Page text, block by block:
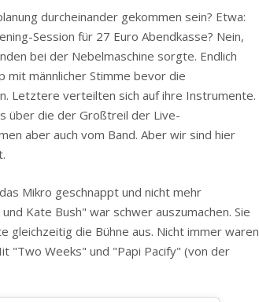
durcheinander gekommen sein? Etwa:
Session für 27 Euro Abendkasse? Nein,
bei der Nebelmaschine sorgte. Endlich
mit männlicher Stimme bevor die
Letztere verteilten sich auf ihre Instrumente.
über die der Großtreil der Live-
aber auch vom Band. Aber wir sind hier
Mikro geschnappt und nicht mehr
Kate Bush" war schwer auszumachen. Sie
die Bühne aus. Nicht immer waren
"Two Weeks" und "Papi Pacify" (von der